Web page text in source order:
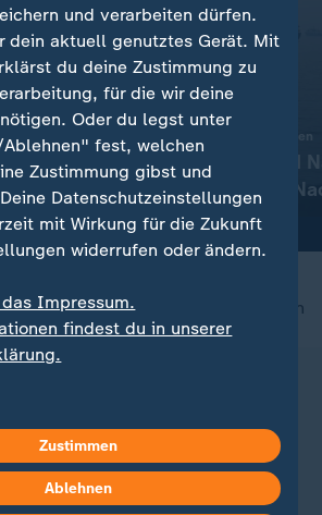
Manager
immer
Aktuelle Entwicklungen
Iran-Krieg und
Konflikt: Alle
Liveblog
nach oben
und verarbeiten dürfen.
dein aktuell genutztes Gerät. Mit
du deine Zustimmung zu
für die wir deine
Oder du legst unter
fest, welchen
Zustimmung gibst und
Datenschutzeinstellungen
mit Wirkung für die Zukunft
widerrufen oder ändern.
Impressum.
findest du in unserer
Zustimmen
Ablehnen